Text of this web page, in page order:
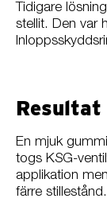
Tidigare
stellit. Den var
Resultat
En mjuk
togs KSG-
applikation
färre stillestånd.